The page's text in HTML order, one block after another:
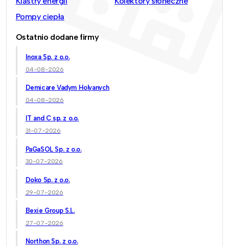
Pompy ciepła
Ostatnio dodane firmy
Inoxa Sp. z o.o.
04-08-2026
Demicare Vadym Holyanych
04-08-2026
IT and C sp. z o.o.
31-07-2026
PaGaSOL Sp. z o.o.
30-07-2026
Doko Sp. z o.o.
29-07-2026
Bexie Group S.L.
27-07-2026
Northon Sp. z o.o.